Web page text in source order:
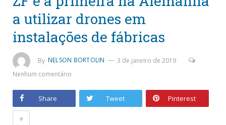
a utilizar drones em
instalações de fábricas
By NELSON BORTOLIN
3 de janeiro de 2019
Nenhum comentário
Share Tweet Pinterest
+